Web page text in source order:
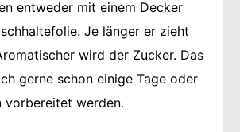
entweder mit einem Decker
Je länger er zieht
wird der Zucker. Das
gerne schon einige Tage oder
vorbereitet werden.